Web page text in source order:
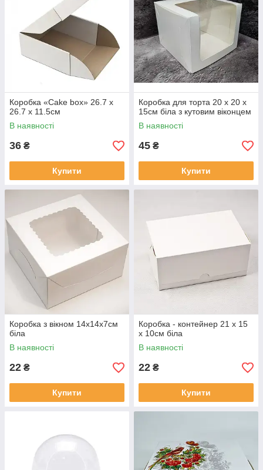
Коробка «Сake box» 26.7 х
26.7 х 11.5см
В наявності
36 ₴
Купити
Коробка для торта 20 х 20 х
15см біла з кутовим віконцем
В наявності
45 ₴
Купити
Коробка з вікном 14х14х7см
біла
В наявності
22 ₴
Купити
Коробка - контейнер 21 х 15
х 10см біла
В наявності
22 ₴
Купити